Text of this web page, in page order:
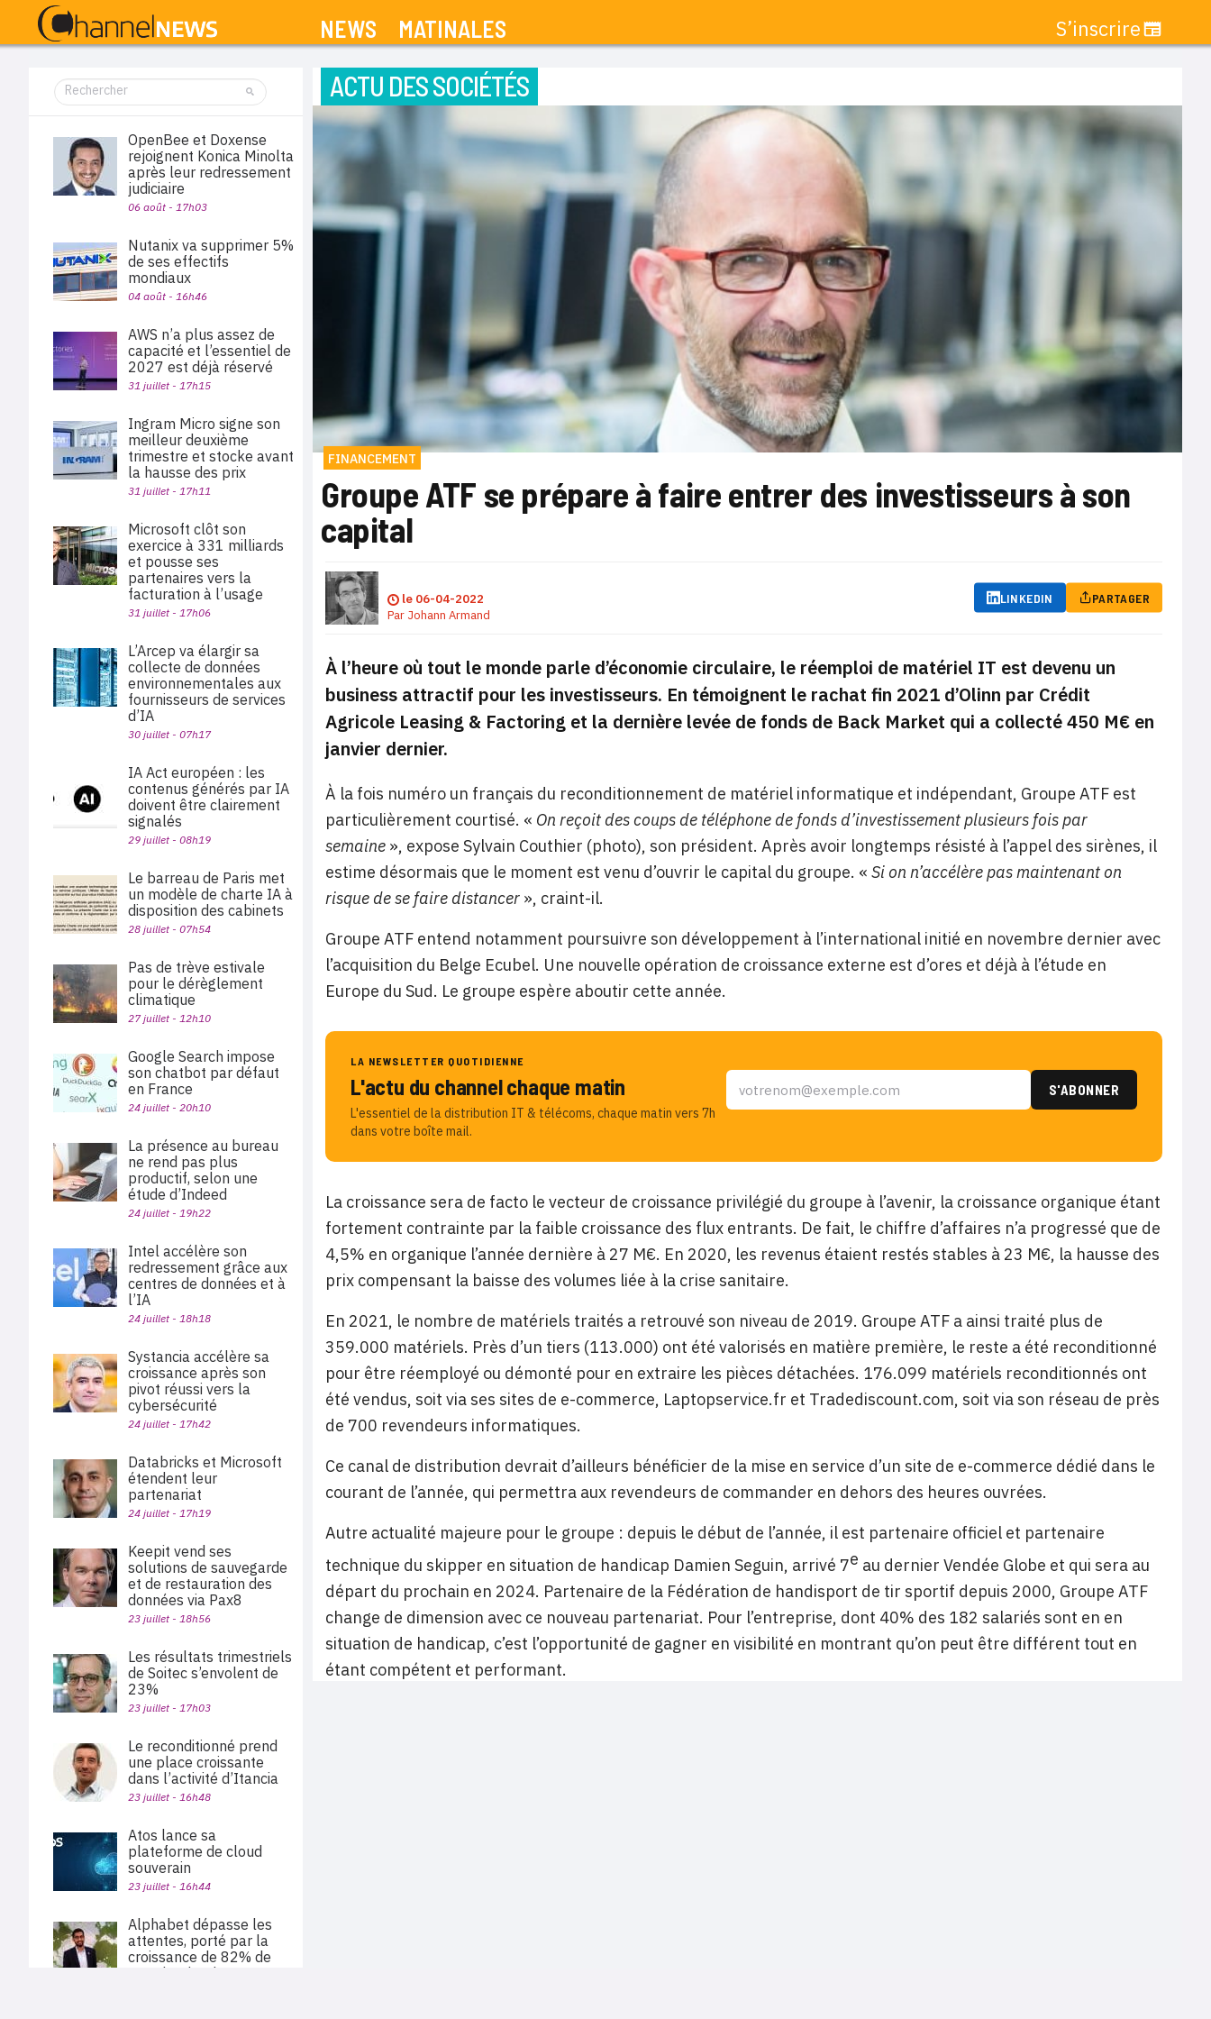
NEWS MATINALES S’inscrire
ACTU DES SOCIÉTÉS
FINANCEMENT
Groupe ATF se prépare à faire entrer des investisseurs à son
capital
le 06-04-2022
Par Johann Armand
LINKEDIN PARTAGER
À l’heure où tout le monde parle d’économie circulaire, le réemploi de matériel IT est devenu un
business attractif pour les investisseurs. En témoignent le rachat fin 2021 d’Olinn par Crédit
Agricole Leasing & Factoring et la dernière levée de fonds de Back Market qui a collecté 450 M€ en
janvier dernier.
À la fois numéro un français du reconditionnement de matériel informatique et indépendant, Groupe ATF est
particulièrement courtisé. « On reçoit des coups de téléphone de fonds d’investissement plusieurs fois par
semaine », expose Sylvain Couthier (photo), son président. Après avoir longtemps résisté à l’appel des sirènes, il
estime désormais que le moment est venu d’ouvrir le capital du groupe. « Si on n’accélère pas maintenant on
risque de se faire distancer », craint-il.
Groupe ATF entend notamment poursuivre son développement à l’international initié en novembre dernier avec
l’acquisition du Belge Ecubel. Une nouvelle opération de croissance externe est d’ores et déjà à l’étude en
Europe du Sud. Le groupe espère aboutir cette année.
LA NEWSLETTER QUOTIDIENNE
L'actu du channel chaque matin
L'essentiel de la distribution IT & télécoms, chaque matin vers 7h
dans votre boîte mail.
La croissance sera de facto le vecteur de croissance privilégié du groupe à l’avenir, la croissance organique étant
fortement contrainte par la faible croissance des flux entrants. De fait, le chiffre d’affaires n’a progressé que de
4,5% en organique l’année dernière à 27 M€. En 2020, les revenus étaient restés stables à 23 M€, la hausse des
prix compensant la baisse des volumes liée à la crise sanitaire.
En 2021, le nombre de matériels traités a retrouvé son niveau de 2019. Groupe ATF a ainsi traité plus de
359.000 matériels. Près d’un tiers (113.000) ont été valorisés en matière première, le reste a été reconditionné
pour être réemployé ou démonté pour en extraire les pièces détachées. 176.099 matériels reconditionnés ont
été vendus, soit via ses sites de e-commerce, Laptopservice.fr et Tradediscount.com, soit via son réseau de près
de 700 revendeurs informatiques.
Ce canal de distribution devrait d’ailleurs bénéficier de la mise en service d’un site de e-commerce dédié dans le
courant de l’année, qui permettra aux revendeurs de commander en dehors des heures ouvrées.
Autre actualité majeure pour le groupe : depuis le début de l’année, il est partenaire officiel et partenaire
technique du skipper en situation de handicap Damien Seguin, arrivé 7e au dernier Vendée Globe et qui sera au
départ du prochain en 2024. Partenaire de la Fédération de handisport de tir sportif depuis 2000, Groupe ATF
change de dimension avec ce nouveau partenariat. Pour l’entreprise, dont 40% des 182 salariés sont en en
situation de handicap, c’est l’opportunité de gagner en visibilité en montrant qu’on peut être différent tout en
étant compétent et performant.
OpenBee et Doxense
rejoignent Konica Minolta
après leur redressement
judiciaire
06 août - 17h03
Nutanix va supprimer 5%
de ses effectifs
mondiaux
04 août - 16h46
AWS n’a plus assez de
capacité et l’essentiel de
2027 est déjà réservé
31 juillet - 17h15
Ingram Micro signe son
meilleur deuxième
trimestre et stocke avant
la hausse des prix
31 juillet - 17h11
Microsoft clôt son
exercice à 331 milliards
et pousse ses
partenaires vers la
facturation à l’usage
31 juillet - 17h06
L’Arcep va élargir sa
collecte de données
environnementales aux
fournisseurs de services
d’IA
30 juillet - 07h17
IA Act européen : les
contenus générés par IA
doivent être clairement
signalés
29 juillet - 08h19
Le barreau de Paris met
un modèle de charte IA à
disposition des cabinets
28 juillet - 07h54
Pas de trève estivale
pour le dérèglement
climatique
27 juillet - 12h10
Google Search impose
son chatbot par défaut
en France
24 juillet - 20h10
La présence au bureau
ne rend pas plus
productif, selon une
étude d’Indeed
24 juillet - 19h22
Intel accélère son
redressement grâce aux
centres de données et à
l’IA
24 juillet - 18h18
Systancia accélère sa
croissance après son
pivot réussi vers la
cybersécurité
24 juillet - 17h42
Databricks et Microsoft
étendent leur
partenariat
24 juillet - 17h19
Keepit vend ses
solutions de sauvegarde
et de restauration des
données via Pax8
23 juillet - 18h56
Les résultats trimestriels
de Soitec s’envolent de
23%
23 juillet - 17h03
Le reconditionné prend
une place croissante
dans l’activité d’Itancia
23 juillet - 16h48
Atos lance sa
plateforme de cloud
souverain
23 juillet - 16h44
Alphabet dépasse les
attentes, porté par la
croissance de 82% de
Google Cloud